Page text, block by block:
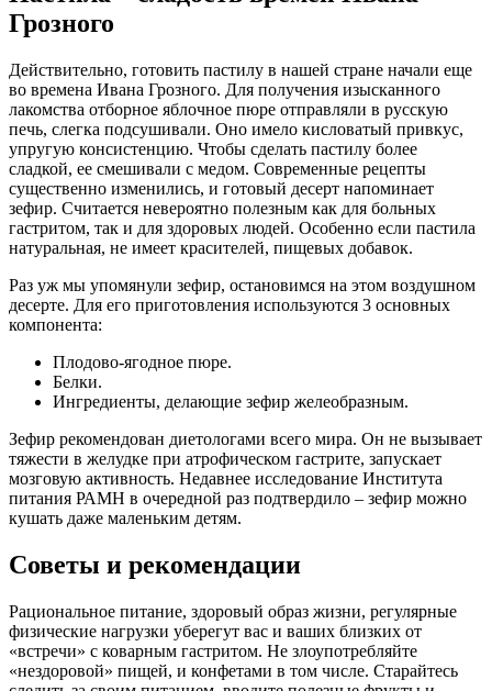
Грозного
Действительно, готовить пастилу в нашей стране начали еще
во времена Ивана Грозного. Для получения изысканного
лакомства отборное яблочное пюре отправляли в русскую
печь, слегка подсушивали. Оно имело кисловатый привкус,
упругую консистенцию. Чтобы сделать пастилу более
сладкой, ее смешивали с медом. Современные рецепты
существенно изменились, и готовый десерт напоминает
зефир. Считается невероятно полезным как для больных
гастритом, так и для здоровых людей. Особенно если пастила
натуральная, не имеет красителей, пищевых добавок.
Раз уж мы упомянули зефир, остановимся на этом воздушном
десерте. Для его приготовления используются 3 основных
компонента:
Плодово-ягодное пюре.
Белки.
Ингредиенты, делающие зефир желеобразным.
Зефир рекомендован диетологами всего мира. Он не вызывает
тяжести в желудке при атрофическом гастрите, запускает
мозговую активность. Недавнее исследование Института
питания РАМН в очередной раз подтвердило – зефир можно
кушать даже маленьким детям.
Советы и рекомендации
Рациональное питание, здоровый образ жизни, регулярные
физические нагрузки уберегут вас и ваших близких от
«встречи» с коварным гастритом. Не злоупотребляйте
«нездоровой» пищей, и конфетами в том числе. Старайтесь